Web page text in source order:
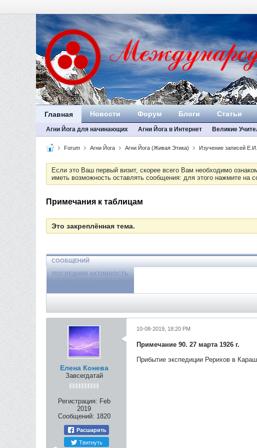
Главная Новости Форум Блоги Статьи
Агни Йога для начинающих Агни Йога в Интернет Великие
Forum Агни Йога Агни Йога (Живая Этика) Изучение записей
Если это Ваш первый визит, скорее всего Вам необходимо
иметь возможность оставлять сообщения: для этого нажмите
Примечания к таблицам
Это закреплённая тема.
СООБЩЕНИЙ
ПОСЛЕДНЯЯ АКТИВНОСТЬ
Елена Конева
Завсегдатай
Регистрация: Feb
2019
Сообщений: 1820
Расшарить
Твитнуть
10-08-2019, 18:20 PM
Примечание 90. 27 марта 1926 г.
Прибытие экспедиции Рерихов в